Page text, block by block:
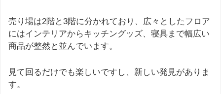
売り場は2階と3階に分かれており、広々としたフロア
にはインテリアからキッチングッズ、寝具まで幅広い
商品が整然と並んでいます。
見て回るだけでも楽しいですし、新しい発見がありま
す。